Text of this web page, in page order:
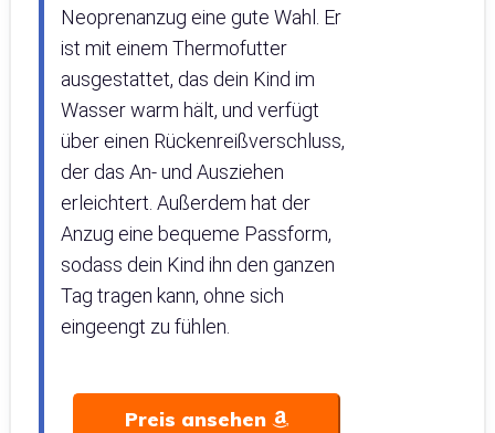
Neoprenanzug eine gute Wahl. Er
ist mit einem Thermofutter
ausgestattet, das dein Kind im
Wasser warm hält, und verfügt
über einen Rückenreißverschluss,
der das An- und Ausziehen
erleichtert. Außerdem hat der
Anzug eine bequeme Passform,
sodass dein Kind ihn den ganzen
Tag tragen kann, ohne sich
eingeengt zu fühlen.
Preis ansehen